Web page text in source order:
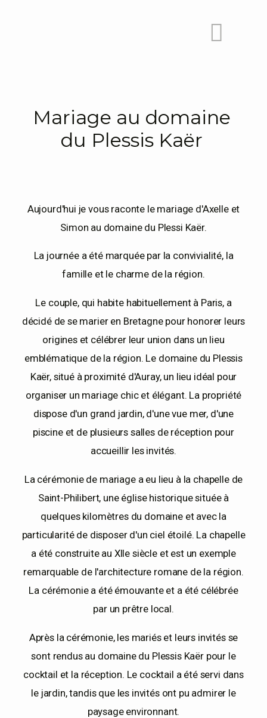
Mariage au domaine
du Plessis Kaër
Aujourd'hui je vous raconte le mariage d'Axelle et
Simon au domaine du Plessi Kaër.
La journée a été marquée par la convivialité, la
famille et le charme de la région.
Le couple, qui habite habituellement à Paris, a
décidé de se marier en Bretagne pour honorer leurs
origines et célébrer leur union dans un lieu
emblématique de la région. Le domaine du Plessis
Kaër, situé à proximité d'Auray, un lieu idéal pour
organiser un mariage chic et élégant. La propriété
dispose d'un grand jardin, d'une vue mer, d'une
piscine et de plusieurs salles de réception pour
accueillir les invités.
La cérémonie de mariage a eu lieu à la chapelle de
Saint-Philibert, une église historique située à
quelques kilomètres du domaine et avec la
particularité de disposer d'un ciel étoilé. La chapelle
a été construite au XIIe siècle et est un exemple
remarquable de l'architecture romane de la région.
La cérémonie a été émouvante et a été célébrée
par un prêtre local.
Après la cérémonie, les mariés et leurs invités se
sont rendus au domaine du Plessis Kaër pour le
cocktail et la réception. Le cocktail a été servi dans
le jardin, tandis que les invités ont pu admirer le
paysage environnant.
PORTFOLIO
INFO
CONTACT